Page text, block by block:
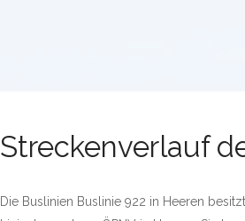
Streckenverlauf
Die Buslinien Buslinie 922 in Heeren